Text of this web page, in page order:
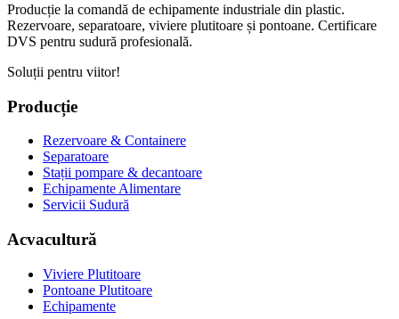
Producție la comandă de echipamente industriale din plastic.
Rezervoare, separatoare, viviere plutitoare și pontoane. Certificare
DVS pentru sudură profesională.
Soluții pentru viitor!
Producție
Rezervoare & Containere
Separatoare
Stații pompare & decantoare
Echipamente Alimentare
Servicii Sudură
Acvacultură
Viviere Plutitoare
Pontoane Plutitoare
Echipamente